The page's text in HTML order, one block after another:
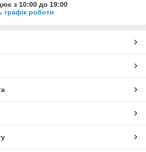
з 10:00 до 19:00
графік роботи